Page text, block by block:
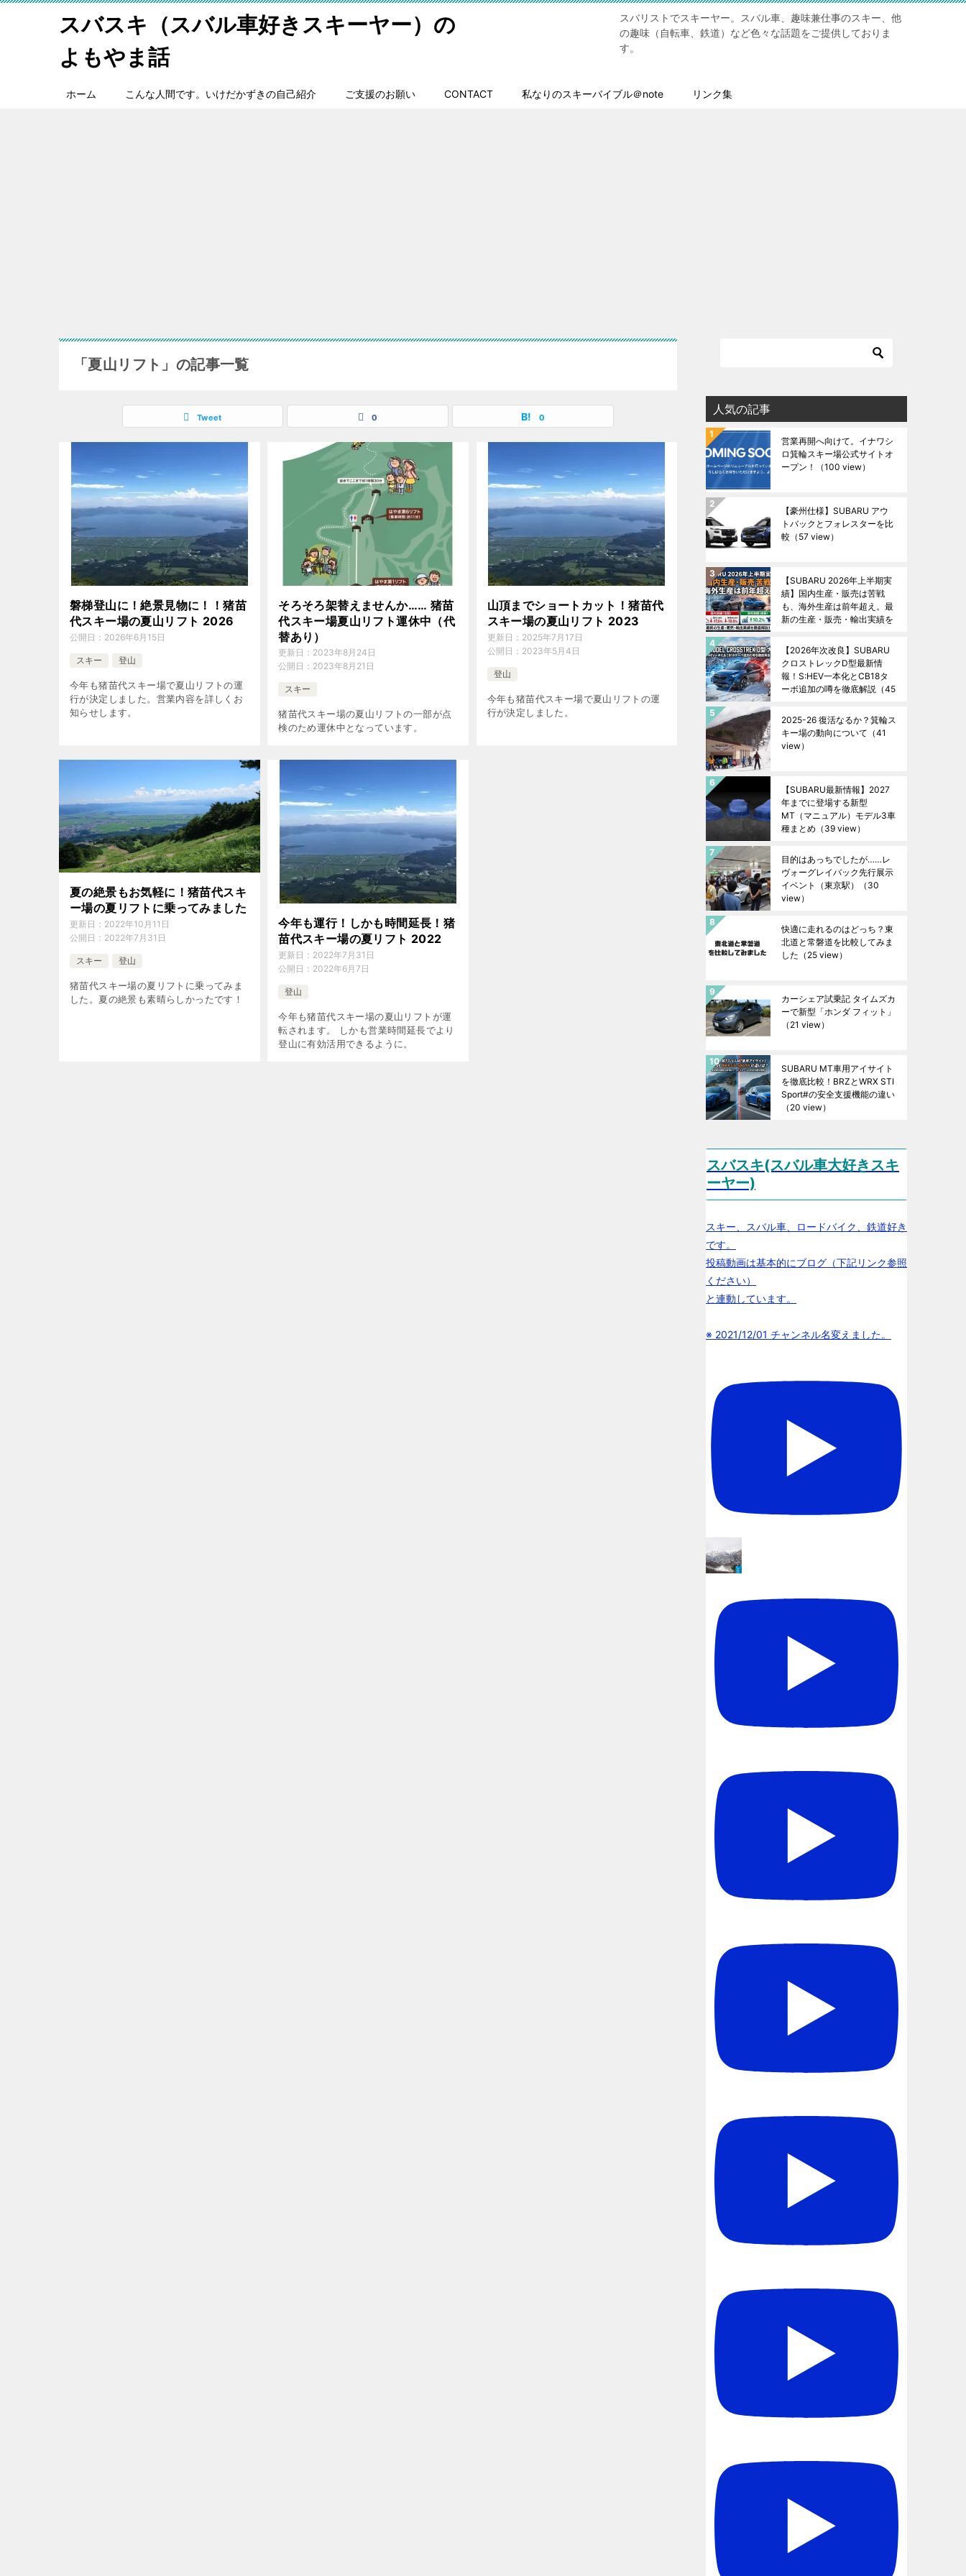
スバスキ（スバル車好きスキーヤー）の
よもやま話
スバリストでスキーヤー。スバル車、趣味兼仕事のスキー、他
の趣味（自転車、鉄道）など色々な話題をご提供しておりま
す。
ホーム こんな人間です。いけだかずきの自己紹介 ご支援のお願い CONTACT 私なりのスキーバイブル＠note リンク集
「夏山リフト」の記事一覧
Tweet 0 0
磐梯登山に！絶景見物に！！猪苗
代スキー場の夏山リフト 2026
公開日： 2026年6月15日
スキー 登山
今年も猪苗代スキー場で夏山リフトの運
行が決定しました。営業内容を詳しくお
知らせします。
そろそろ架替えませんか…… 猪苗
代スキー場夏山リフト運休中（代
替あり）
更新日： 2023年8月24日
公開日： 2023年8月21日
スキー
猪苗代スキー場の夏山リフトの一部が点
検のため運休中となっています。
山頂までショートカット！猪苗代
スキー場の夏山リフト 2023
更新日： 2025年7月17日
公開日： 2023年5月4日
登山
今年も猪苗代スキー場で夏山リフトの運
行が決定しました。
夏の絶景もお気軽に！猪苗代スキ
ー場の夏リフトに乗ってみました
更新日： 2022年10月11日
公開日： 2022年7月31日
スキー 登山
猪苗代スキー場の夏リフトに乗ってみま
した。夏の絶景も素晴らしかったです！
今年も運行！しかも時間延長！猪
苗代スキー場の夏リフト 2022
更新日： 2022年7月31日
公開日： 2022年6月7日
登山
今年も猪苗代スキー場の夏山リフトが運
転されます。 しかも営業時間延長でより
登山に有効活用できるように。
人気の記事
営業再開へ向けて。イナワシ
ロ箕輪スキー場公式サイトオ
ープン！
（100 view）
【豪州仕様】SUBARU アウ
トバックとフォレスターを比
較 （57 view）
【SUBARU 2026年上半期実
績】国内生産・販売は苦戦
も、海外生産は前年超え。最
新の生産・販売・輸出実績を
【2026年次改良】SUBARU
クロストレックD型最新情
報！S:HEV一本化とCB18タ
ーボ追加の噂を徹底解説 （45
2025-26 復活なるか？箕輪ス
キー場の動向について （41
view）
【SUBARU最新情報】2027
年までに登場する新型
MT（マニュアル）モデル3車
種まとめ （39 view）
目的はあっちでしたが……レ
ヴォーグレイバック先行展示
イベント（東京駅）
（30
view）
快適に走れるのはどっち？東
北道と常磐道を比較してみま
した （25 view）
カーシェア試乗記 タイムズカ
ーで新型「ホンダ フィット」
（21 view）
SUBARU MT車用アイサイト
を徹底比較！BRZとWRX STI
Sport#の安全支援機能の違い
（20 view）
スバスキ(スバル車大好きスキ
ーヤー)
スキー、スバル車、ロードバイク、鉄道好き
です。
投稿動画は基本的にブログ（下記リンク参照
ください）
と連動しています。
※ 2021/12/01 チャンネル名変えました。